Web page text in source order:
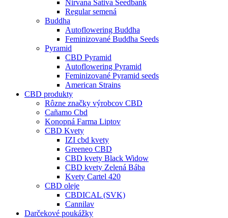
Nirvana Sativa Seedbank
Regular semená
Buddha
Autoflowering Buddha
Feminizované Buddha Seeds
Pyramid
CBD Pyramid
Autoflowering Pyramid
Feminizované Pyramid seeds
American Strains
CBD produkty
Rôzne značky výrobcov CBD
Cañamo Cbd
Konopná Farma Liptov
CBD Kvety
IZI cbd kvety
Greeneo CBD
CBD kvety Black Widow
CBD kvety Zelená Bába
Kvety Cartel 420
CBD oleje
CBDICAL (SVK)
Cannilav
Darčekové poukážky